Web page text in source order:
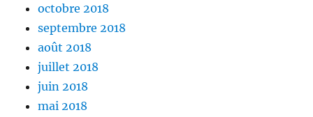
octobre 2018
septembre 2018
août 2018
juillet 2018
juin 2018
mai 2018